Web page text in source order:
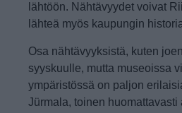
lähtöön. Nähtävyydet voivat
lähteä myös kaupungin
Osa nähtävyyksistä, kuten
syyskuulle, mutta museoissa
ympäristössä on paljon
Jürmala, toinen